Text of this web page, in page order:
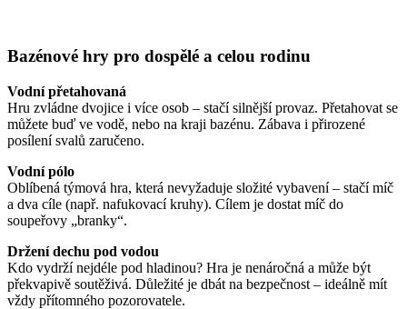
Bazénové hry pro dospělé a celou rodinu
Vodní přetahovaná
Hru zvládne dvojice i více osob – stačí silnější provaz. Přetahovat se
můžete buď ve vodě, nebo na kraji bazénu. Zábava i přirozené
posílení svalů zaručeno.
Vodní pólo
Oblíbená týmová hra, která nevyžaduje složité vybavení – stačí míč
a dva cíle (např. nafukovací kruhy). Cílem je dostat míč do
soupeřovy „branky“.
Držení dechu pod vodou
Kdo vydrží nejdéle pod hladinou? Hra je nenáročná a může být
překvapivě soutěživá. Důležité je dbát na bezpečnost – ideálně mít
vždy přítomného pozorovatele.